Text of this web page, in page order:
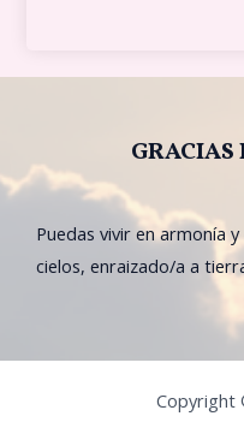
GRACIAS
Puedas vivir en armonía
cielos, enraizado/a a
Copyright